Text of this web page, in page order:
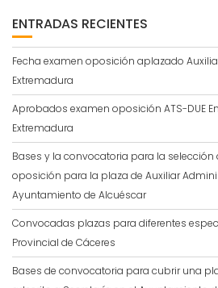
ENTRADAS RECIENTES
Fecha examen oposición aplazado
Extremadura
Aprobados examen oposición ATS-DUE
Extremadura
Bases y la convocatoria para la
oposición para la plaza de Auxiliar
Ayuntamiento de Alcuéscar
Convocadas plazas para diferentes
Provincial de Cáceres
Bases de convocatoria para cubrir una